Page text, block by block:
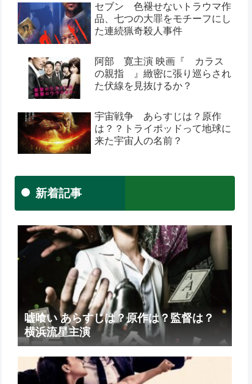
セブン 色褪せないトラウマ作
品、七つの大罪をモチーフにし
た連続猟奇殺人事件
阿部 寛主演 映画『 カラス
の親指 』緻密に張り巡らされ
た伏線を見抜けるか？
宇宙戦争 あらすじは？原作
は？？トライポッドって地球に
来た宇宙人の名前？
新着記事
嘘喰い あらすじは？原作は？監督は？
横浜流星主演